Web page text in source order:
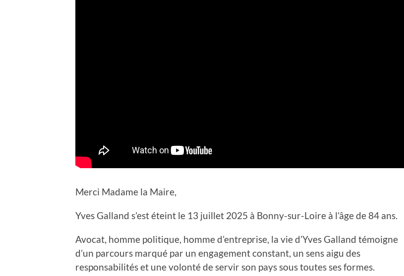
Merci Madame la Maire,
Yves Galland s’est éteint le 13 juillet 2025 à Bonny-sur-Loire à l’âge de 84 ans.
Avocat, homme politique, homme d’entreprise, la vie d’Yves Galland témoigne
d’un parcours marqué par un engagement constant, un sens aigu des
responsabilités et une volonté de servir son pays sous toutes ses formes.